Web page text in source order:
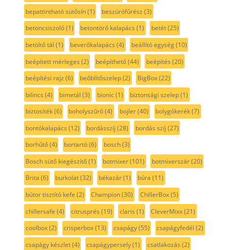
bepattintható sütősín(1) beszúrófűrész (3)
betoncsiszoló(1) betontörő kalapács (1) betét(25)
betöltő tál (1) beverőkalapács (4) beállító egység(10)
beépített mérleges (2) beépíthető(44) beépítés (20)
beépítési rajz (6) beőblítőszelep(2) BigBox(22)
bilincs (4) bimetál (3) bionic(1) biztonsági szelep(1)
biztosíték(6) boholyszűrő(4) bojler(40) bolygókerék(7)
bontókalapács (12) bordásszíj (28) bordás szíj (27)
borhűtő(4) bortartó(6) bosch(3)
Bosch sütő kiegészítő(1) botmixer(101) botmixerszár(20)
Brita (6) burkolat(32) békazár(1) búra (11)
bútor tisztító kefe (2) Champion(30) ChillerBox(5)
chillersafe (4) citrusprés (19) claris (1) CleverMixx(21)
coolbox(2) crisperbox(13) csapágy(55) csapágyfedél (2)
csapágy készlet(4) csapágypersely(1) csatlakozás (2)